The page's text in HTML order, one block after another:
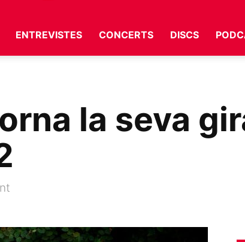
Fila
ENTREVISTES CONCERTS DISCS
la seva